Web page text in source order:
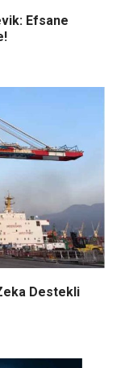
Efsane
Destekli